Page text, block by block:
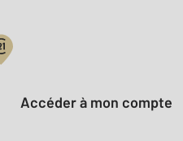
Votre compte :
Accéder à mon compte